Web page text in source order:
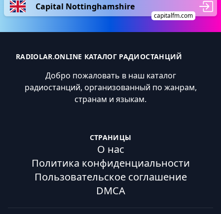
Capital Nottinghamshire
capitalfm.com
RADIOLAR.ONLINE КАТАЛОГ РАДИОСТАНЦИЙ
Добро пожаловать в наш каталог
радиостанций, организованный по жанрам,
странам и языкам.
СТРАНИЦЫ
О нас
Политика конфиденциальности
Пользовательское соглашение
DMCA